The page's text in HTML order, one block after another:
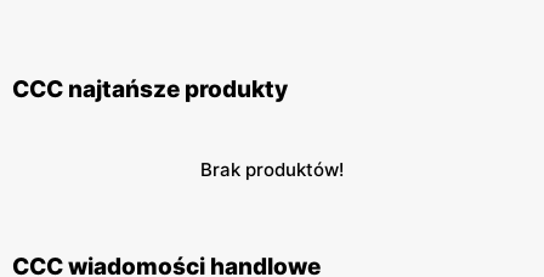
CCC najtańsze produkty
Brak produktów!
CCC wiadomości handlowe